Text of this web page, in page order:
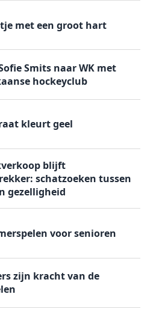
met een groot hart
Smits naar WK met
hockeyclub
kleurt geel
blijft
schatzoeken tussen
gezelligheid
voor senioren
zijn kracht van de